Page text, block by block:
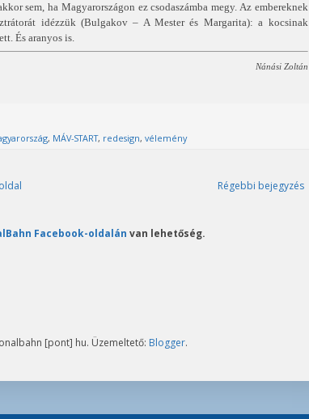
sem, ha Magyarországon ez csodaszámba megy. Az embereknek
idézzük (Bulgakov – A Mester és Margarita): a kocsinak
És aranyos is.
Nánási Zoltán
, MÁV-START, redesign, vélemény
Régebbi bejegyzés
Facebook-oldalán van lehetőség.
[pont] hu. Üzemeltető: Blogger.